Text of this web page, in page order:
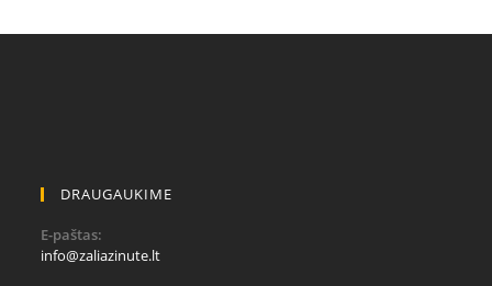
DRAUGAUKIME
E-paštas:
info@zaliazinute.lt